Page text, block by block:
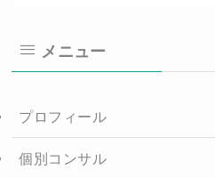
メニュー
プロフィール
個別コンサル